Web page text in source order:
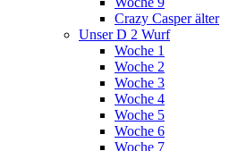
Crazy Casper älter
Unser D 2 Wurf
Woche 1
Woche 2
Woche 3
Woche 4
Woche 5
Woche 6
Woche 7